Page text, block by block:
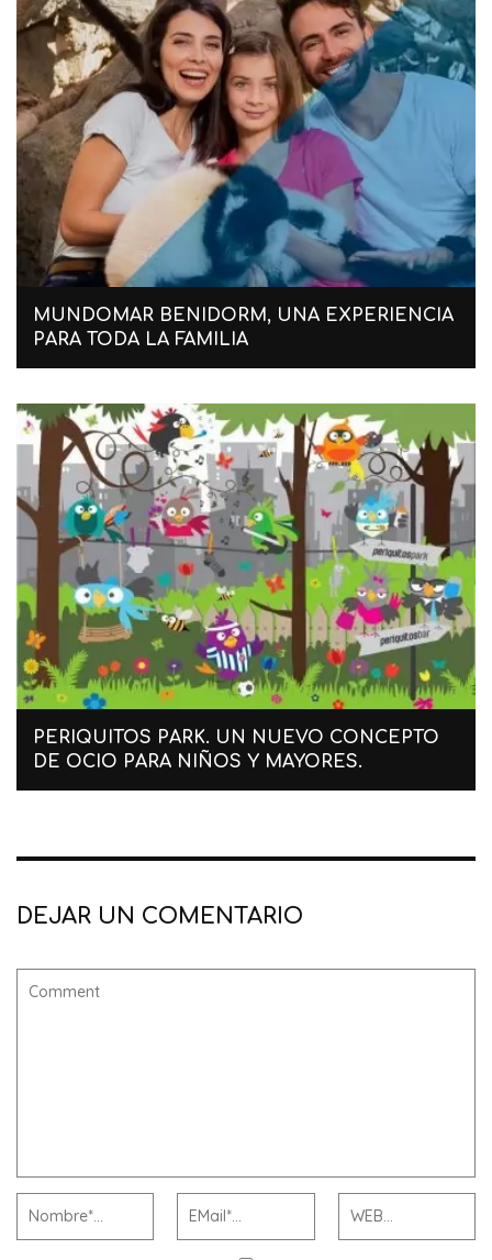
MUNDOMAR BENIDORM, UNA EXPERIENCIA
PARA TODA LA FAMILIA
PERIQUITOS PARK. UN NUEVO CONCEPTO
DE OCIO PARA NIÑOS Y MAYORES.
DEJAR UN COMENTARIO